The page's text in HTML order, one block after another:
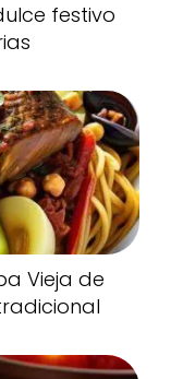
festivo
Vieja de